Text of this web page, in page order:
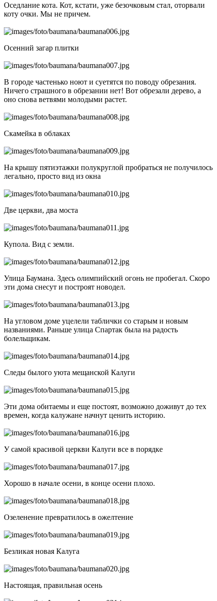
Оседлание кота. Кот, кстати, уже безочковым стал, оторвали
коту очки. Мы не причем.
Осенний загар плитки
В городе частенько ноют и суетятся по поводу обрезания.
Ничего страшного в обрезании нет! Вот обрезали дерево, а
оно снова ветвями молодыми растет.
Скамейка в облаках
На крышу пятиэтажки полукруглой пробраться не получилось
легально, просто вид из окна
Две церкви, два моста
Купола. Вид с земли.
Улица Баумана. Здесь олимпийский огонь не пробегал. Скоро
эти дома снесут и построят новодел.
На угловом доме уцелели таблички со старым и новым
названиями. Раньше улица Спартак была на радость
болельщикам.
Следы былого уюта мещанской Калуги
Эти дома обитаемы и еще постоят, возможно доживут до тех
времен, когда калужане начнут ценить историю.
У самой красивой церкви Калуги все в порядке
Хорошо в начале осени, в конце осени плохо.
Озеленение превратилось в ожелтение
Безликая новая Калуга
Настоящая, правильная осень